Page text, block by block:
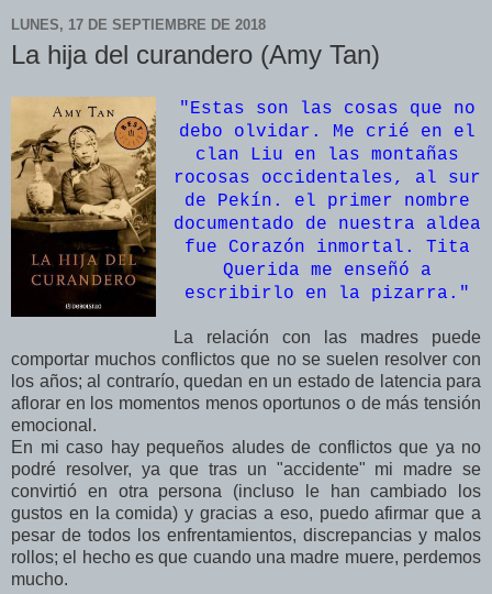
LUNES, 17 DE SEPTIEMBRE DE 2018
La hija del curandero (Amy Tan)
"Estas son las cosas que no
debo olvidar. Me crié en el
clan Liu en las montañas
rocosas occidentales, al sur
de Pekín. el primer nombre
documentado de nuestra aldea
fue Corazón inmortal. Tita
Querida me enseñó a
escribirlo en la pizarra. "
La relación con las madres puede
comportar muchos conflictosque no se suelen resolver con
los años; al contrarío, quedan en un estado de latencia para
aflorar en los momentos menos oportunos o de más tensión
emocional.
En mi caso hay pequeños aludes de conflictos que ya no
podré resolver, ya que tras un "accidente" mi madre se
convirtió en otra persona (incluso le han cambiado los
gustos en la comida) y gracias a eso, puedo afirmar que a
pesar de todos los enfrentamientos, discrepancias y malos
rollos; el hecho es que cuando una madre muere, perdemos
mucho.